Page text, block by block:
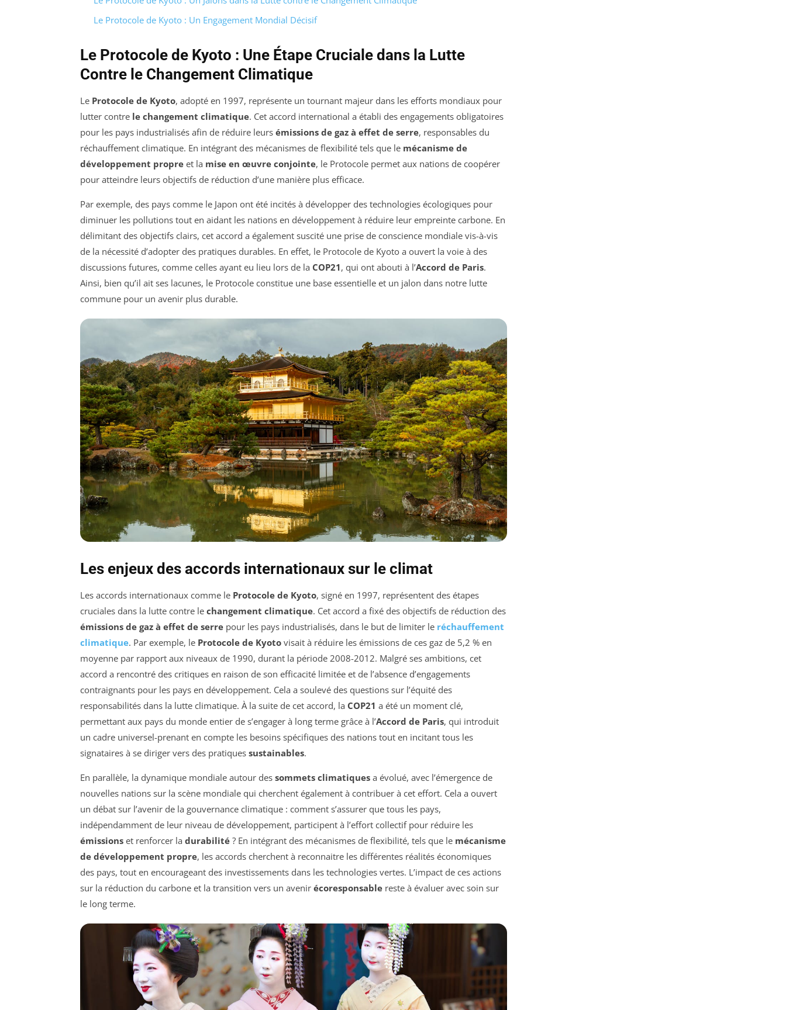
Le Protocole de Kyoto : Un Engagement Mondial Décisif
Le Protocole de Kyoto : Une Étape Cruciale dans la Lutte
Contre le Changement Climatique
Le Protocole de Kyoto, adopté en 1997, représente un tournant majeur dans les efforts mondiaux pour
lutter contre le changement climatique. Cet accord international a établi des engagements obligatoires
pour les pays industrialisés afin de réduire leurs émissions de gaz à effet de serre, responsables du
réchauffement climatique. En intégrant des mécanismes de flexibilité tels que le mécanisme de
développement propre et la mise en œuvre conjointe, le Protocole permet aux nations de coopérer
pour atteindre leurs objectifs de réduction d’une manière plus efficace.
Par exemple, des pays comme le Japon ont été incités à développer des technologies écologiques pour
diminuer les pollutions tout en aidant les nations en développement à réduire leur empreinte carbone. En
délimitant des objectifs clairs, cet accord a également suscité une prise de conscience mondiale vis-à-vis
de la nécessité d’adopter des pratiques durables. En effet, le Protocole de Kyoto a ouvert la voie à des
discussions futures, comme celles ayant eu lieu lors de la COP21, qui ont abouti à l’Accord de Paris.
Ainsi, bien qu’il ait ses lacunes, le Protocole constitue une base essentielle et un jalon dans notre lutte
commune pour un avenir plus durable.
Les enjeux des accords internationaux sur le climat
Les accords internationaux comme le Protocole de Kyoto, signé en 1997, représentent des étapes
cruciales dans la lutte contre le changement climatique. Cet accord a fixé des objectifs de réduction des
émissions de gaz à effet de serre pour les pays industrialisés, dans le but de limiter le réchauffement
climatique. Par exemple, le Protocole de Kyoto visait à réduire les émissions de ces gaz de 5,2 % en
moyenne par rapport aux niveaux de 1990, durant la période 2008-2012. Malgré ses ambitions, cet
accord a rencontré des critiques en raison de son efficacité limitée et de l’absence d’engagements
contraignants pour les pays en développement. Cela a soulevé des questions sur l’équité des
responsabilités dans la lutte climatique. À la suite de cet accord, la COP21 a été un moment clé,
permettant aux pays du monde entier de s’engager à long terme grâce à l’Accord de Paris, qui introduit
un cadre universel-prenant en compte les besoins spécifiques des nations tout en incitant tous les
signataires à se diriger vers des pratiques sustainables.
En parallèle, la dynamique mondiale autour des sommets climatiques a évolué, avec l’émergence de
nouvelles nations sur la scène mondiale qui cherchent également à contribuer à cet effort. Cela a ouvert
un débat sur l’avenir de la gouvernance climatique : comment s’assurer que tous les pays,
indépendamment de leur niveau de développement, participent à l’effort collectif pour réduire les
émissions et renforcer la durabilité ? En intégrant des mécanismes de flexibilité, tels que le mécanisme
de développement propre, les accords cherchent à reconnaitre les différentes réalités économiques
des pays, tout en encourageant des investissements dans les technologies vertes. L’impact de ces actions
sur la réduction du carbone et la transition vers un avenir écoresponsable reste à évaluer avec soin sur
le long terme.